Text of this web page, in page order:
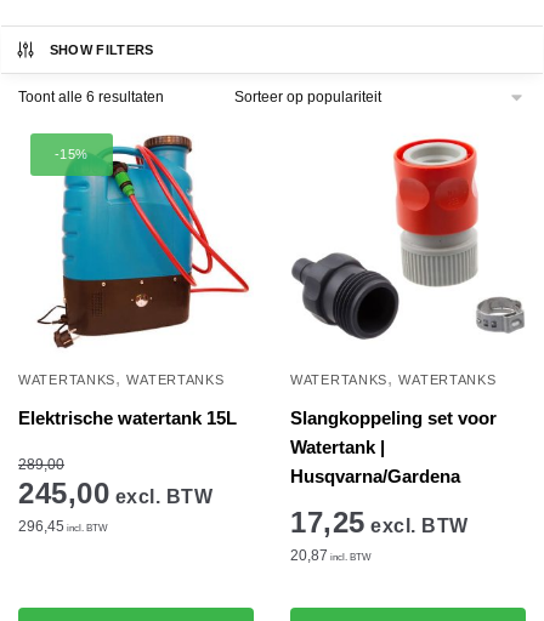
SHOW FILTERS
Toont alle 6 resultaten Gesorteerd
populariteit
-15%
WATERTANKS,WATERTANKS
Elektrische watertank 15L
289,00
245,00 excl. BTW
296,45 incl. BTW
WATERTANKS,WATERTANKS
Slangkoppeling set voor
Watertank |
Husqvarna/Gardena
17,25 excl. BTW
20,87 incl. BTW